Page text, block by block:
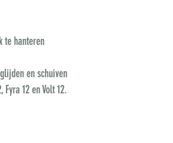
te hanteren
en schuiven
Fyra 12 en Volt 12.